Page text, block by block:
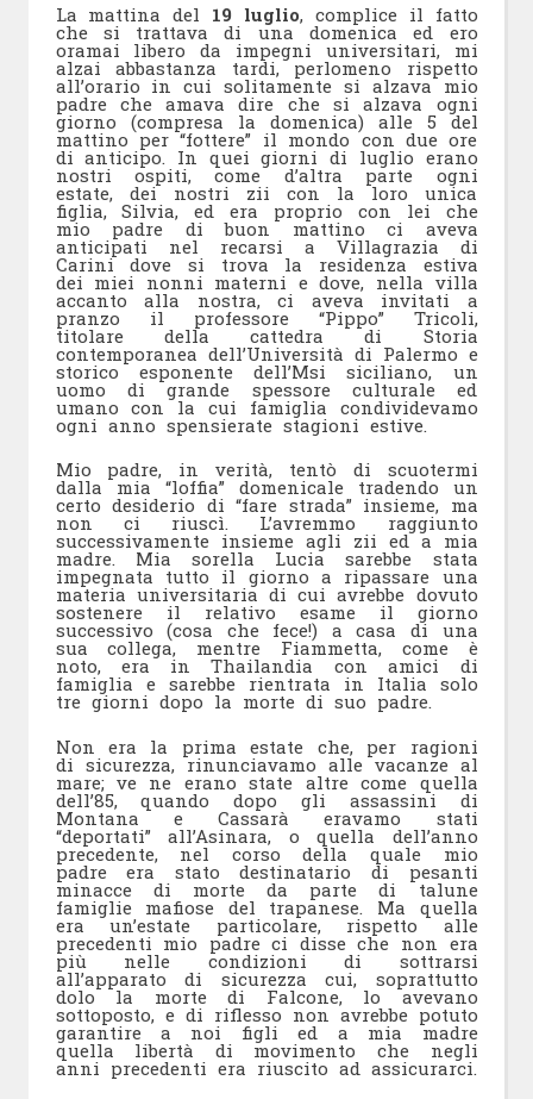
La mattina del 19 luglio, complice il fatto
che si trattava di una domenica ed ero
oramai libero da impegni universitari, mi
alzai abbastanza tardi, perlomeno rispetto
all’orario in cui solitamente si alzava mio
padre che amava dire che si alzava ogni
giorno (compresa la domenica) alle 5 del
mattino per “fottere” il mondo con due ore
di anticipo. In quei giorni di luglio erano
nostri ospiti, come d’altra parte ogni
estate, dei nostri zii con la loro unica
figlia, Silvia, ed era proprio con lei che
mio padre di buon mattino ci aveva
anticipati nel recarsi a Villagrazia di
Carini dove si trova la residenza estiva
dei miei nonni materni e dove, nella villa
accanto alla nostra, ci aveva invitati a
pranzo il professore “Pippo” Tricoli,
titolare della cattedra di Storia
contemporanea dell’Università di Palermo e
storico esponente dell’Msi siciliano, un
uomo di grande spessore culturale ed
umano con la cui famiglia condividevamo
ogni anno spensierate stagioni estive.
Mio padre, in verità, tentò di scuotermi
dalla mia “loffia” domenicale tradendo un
certo desiderio di “fare strada” insieme, ma
non ci riuscì. L’avremmo raggiunto
successivamente insieme agli zii ed a mia
madre. Mia sorella Lucia sarebbe stata
impegnata tutto il giorno a ripassare una
materia universitaria di cui avrebbe dovuto
sostenere il relativo esame il giorno
successivo (cosa che fece!) a casa di una
sua collega, mentre Fiammetta, come è
noto, era in Thailandia con amici di
famiglia e sarebbe rientrata in Italia solo
tre giorni dopo la morte di suo padre.
Non era la prima estate che, per ragioni
di sicurezza, rinunciavamo alle vacanze al
mare; ve ne erano state altre come quella
dell’85, quando dopo gli assassini di
Montana e Cassarà eravamo stati
“deportati” all’Asinara, o quella dell’anno
precedente, nel corso della quale mio
padre era stato destinatario di pesanti
minacce di morte da parte di talune
famiglie mafiose del trapanese. Ma quella
era un’estate particolare, rispetto alle
precedenti mio padre ci disse che non era
più nelle condizioni di sottrarsi
all’apparato di sicurezza cui, soprattutto
dolo la morte di Falcone, lo avevano
sottoposto, e di riflesso non avrebbe potuto
garantire a noi figli ed a mia madre
quella libertà di movimento che negli
anni precedenti era riuscito ad assicurarci.